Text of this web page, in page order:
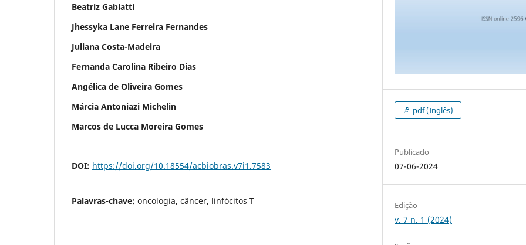
Beatriz Gabiatti
Jhessyka Lane Ferreira Fernandes
Juliana Costa-Madeira
Fernanda Carolina Ribeiro Dias
Angélica de Oliveira Gomes
Márcia Antoniazi Michelin
Marcos de Lucca Moreira Gomes
DOI: https://doi.org/10.18554/acbiobras.v7i1.7583
Palavras-chave: oncologia, câncer, linfócitos T
pdf (Inglês)
Publicado
07-06-2024
Edição
v. 7 n. 1 (2024)